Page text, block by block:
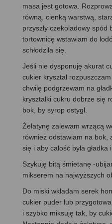
masa jest gotowa.
równą, cienką warstwą,
przyszły czekoladowy spód
tortownicę wstawiam do
schłodziła się.
Jeśli nie dysponuję akurat
cukier kryształ
chwilę podgrzewam na
kryształki cukru dobrze się
bok, by syrop ostygł.
Żelatynę zalewam wrzącą
również odstawiam na bok,
się i aby całość była
Szykuję bitą śmietanę -
mikserem na najwyższych
Do miski wkładam serek
cukier puder lub
i szybko miksuję tak, by